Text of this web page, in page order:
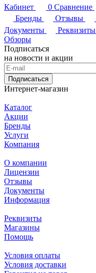
Кабинет
0 Сравнение
Бренды
Отзывы
Документы
Реквизиты
Обзоры
Подписаться
на новости и акции
Подписаться
Интернет-магазин
Каталог
Акции
Бренды
Услуги
Компания
О компании
Лицензии
Отзывы
Документы
Информация
Реквизиты
Магазины
Помощь
Условия оплаты
Условия доставки